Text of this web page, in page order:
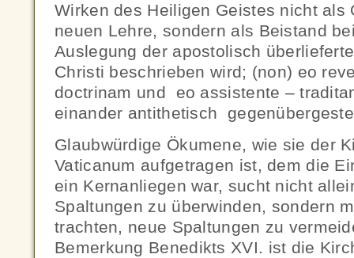
Wirken des Heiligen Geistes nicht als
neuen Lehre, sondern als Beistand
Auslegung der apostolisch
Christi beschrieben wird; (non) eo
doctrinam und eo assistente –
einander antithetisch
Glaubwürdige Ökumene, wie sie der
Vaticanum aufgetragen ist, dem die
ein Kernanliegen war, sucht nicht
Spaltungen zu überwinden, sondern
trachten, neue Spaltungen zu
Bemerkung Benedikts XVI. ist die